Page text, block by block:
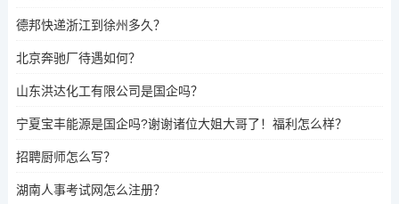
德邦快递浙江到徐州多久？
北京奔驰厂待遇如何？
山东洪达化工有限公司是国企吗？
宁夏宝丰能源是国企吗?谢谢诸位大姐大哥了！福利怎么样？
招聘厨师怎么写？
湖南人事考试网怎么注册？